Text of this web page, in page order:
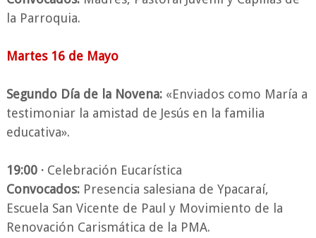
la Parroquia.
Martes 16 de Mayo
Segundo Día de la Novena: «Enviados como María a
testimoniar la amistad de Jesús en la familia
educativa».
19:00 ·Celebración Eucarística
Convocados:Presencia salesiana de Ypacaraí,
Escuela San Vicente de Paul y Movimiento de la
Renovación Carismática de la PMA.